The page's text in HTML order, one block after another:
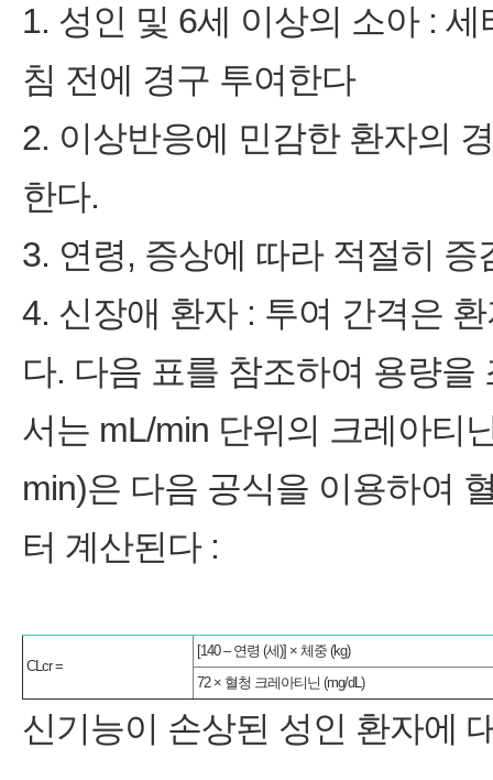
1. 성인 및 6세 이상의 소아 :
침 전에 경구 투여한다
2. 이상반응에 민감한 환자의
한다.
3. 연령, 증상에 따라 적절히 증
4. 신장애 환자 : 투여 간격은
다. 다음 표를 참조하여 용량
서는 mL/min 단위의 크레아티
min)은 다음 공식을 이용하여
터 계산된다 :
CLcr =
[140 – 연령 (세)] × 체중 (kg)
72 × 혈청 크레아티닌 (mg/dL)
신기능이 손상된 성인 환자에